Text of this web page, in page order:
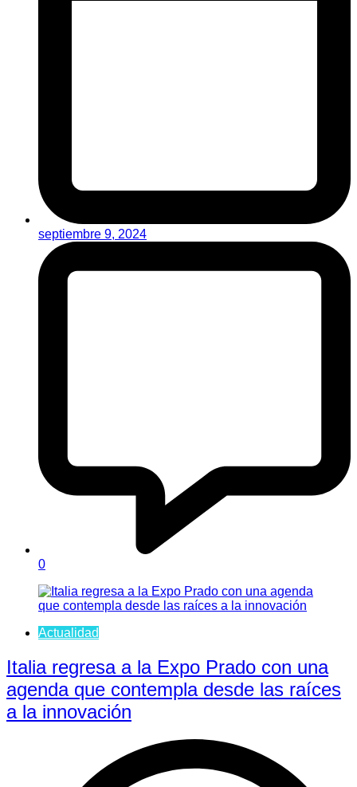
septiembre 9, 2024
0
Actualidad
Italia regresa a la Expo Prado con una
agenda que contempla desde las raíces
a la innovación